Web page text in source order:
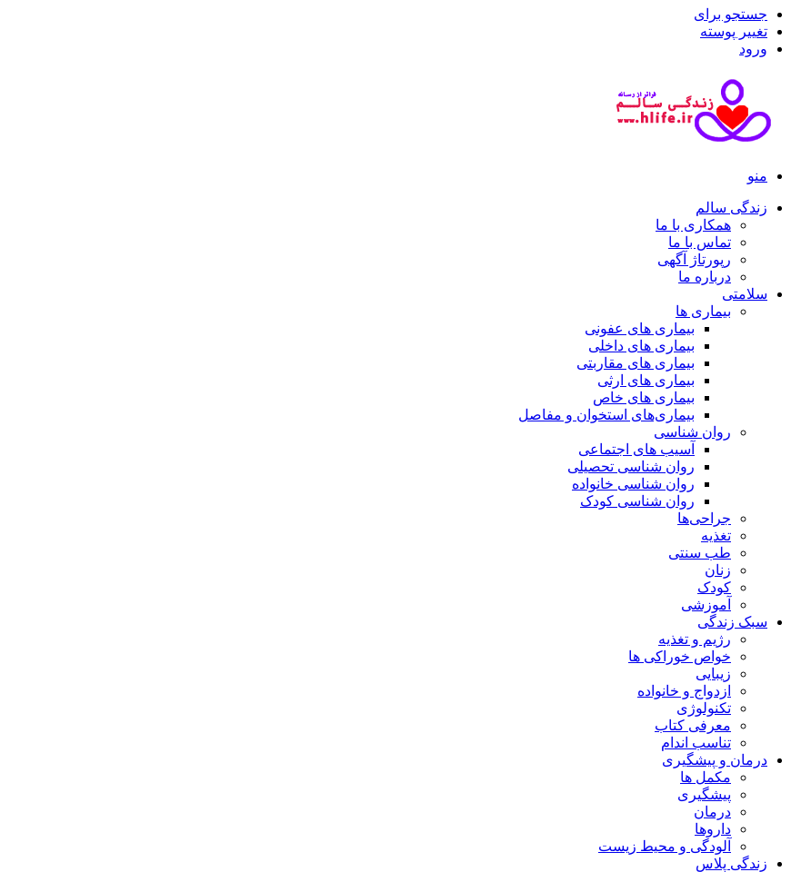
جستجو برای
تغییر پوسته
ورود
منو
زندگی سالم
همکاری با ما
تماس با ما
رپورتاژ آگهی
درباره ما
سلامتی
بیماری ها
بیماری های عفونی
بیماری های داخلی
بیماری های مقاربتی
بیماری های ارثی
بیماری های خاص
بیماری‌های استخوان و مفاصل
روان شناسی
آسیب های اجتماعی
روان شناسی تحصیلی
روان شناسی خانواده
روان شناسی کودک
جراحی‌ها
تغذیه
طب سنتی
زنان
کودک
آموزشی
سبک زندگی
رژیم و تغذیه
خواص خوراکی ها
زیبایی
ازدواج و خانواده
تکنولوژی
معرفی کتاب
تناسب اندام
درمان و پیشگیری
مکمل ها
پیشگیری
درمان
داروها
آلودگی و محیط زیست
زندگی پلاس